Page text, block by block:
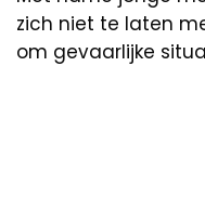
zich niet te laten
om gevaarlijke